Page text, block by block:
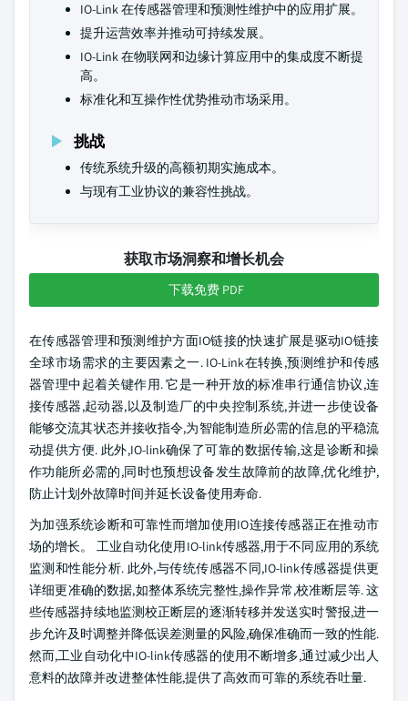
IO-Link 在传感器管理和预测性维护中的应用扩展。
提升运营效率并推动可持续发展。
IO-Link 在物联网和边缘计算应用中的集成度不断提
高。
标准化和互操作性优势推动市场采用。
挑战
传统系统升级的高额初期实施成本。
与现有工业协议的兼容性挑战。
获取市场洞察和增长机会
下载免费 PDF
在传感器管理和预测维护方面IO链接的快速扩展是驱动IO链接
全球市场需求的主要因素之一. IO-Link在转换,预测维护和传感
器管理中起着关键作用. 它是一种开放的标准串行通信协议,连
接传感器,起动器,以及制造厂的中央控制系统,并进一步使设备
能够交流其状态并接收指令,为智能制造所必需的信息的平稳流
动提供方便. 此外,IO-link确保了可靠的数据传输,这是诊断和操
作功能所必需的,同时也预想设备发生故障前的故障,优化维护,
防止计划外故障时间并延长设备使用寿命.
为加强系统诊断和可靠性而增加使用IO连接传感器正在推动市
场的增长。 工业自动化使用IO-link传感器,用于不同应用的系统
监测和性能分析. 此外,与传统传感器不同,IO-link传感器提供更
详细更准确的数据,如整体系统完整性,操作异常,校准断层等. 这
些传感器持续地监测校正断层的逐渐转移并发送实时警报,进一
步允许及时调整并降低误差测量的风险,确保准确而一致的性能.
然而,工业自动化中IO-link传感器的使用不断增多,通过减少出人
意料的故障并改进整体性能,提供了高效而可靠的系统吞吐量.